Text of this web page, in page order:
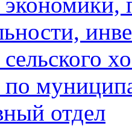
по
отдел